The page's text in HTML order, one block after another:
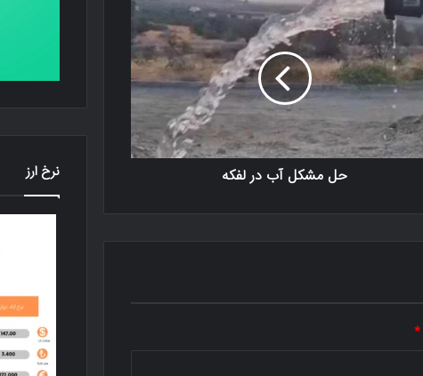
حل مشکل آب در لفکه
*
نرخ ارز